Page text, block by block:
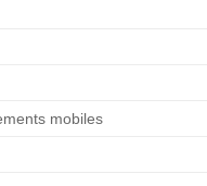
mobiles